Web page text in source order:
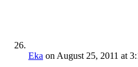
Eka on August 25, 2011 at